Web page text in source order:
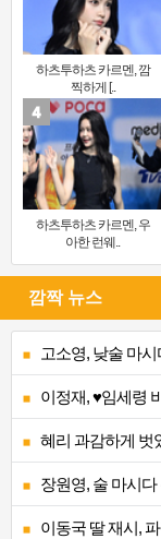
하츠투하츠 카르멘, 깜
찍하게 [..
하츠투하츠 카르멘, 우
아한 런웨..
깜짝 뉴스
고소영, 낮술 마시
이정재, ♥임세령
혜리 과감하게 벗
장원영, 술 마시
이동국 딸 재시,